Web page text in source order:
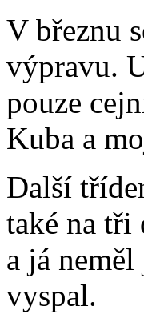
V březnu
výpravu.
pouze
Kuba a
Další
také na tři
a já
vyspal.